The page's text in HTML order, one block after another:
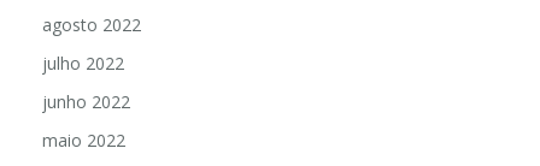
agosto 2022
julho 2022
junho 2022
maio 2022